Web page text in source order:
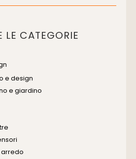
Infrastrutturale
LE CATEGORIE
e design
e giardino
arredo